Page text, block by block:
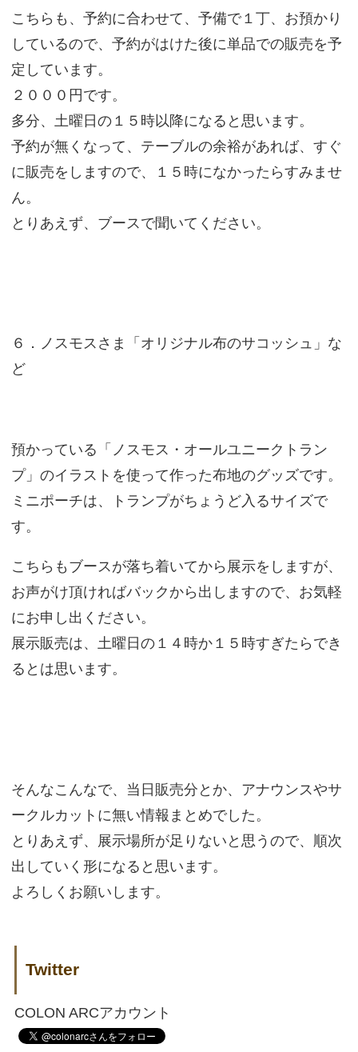
こちらも、予約に合わせて、予備で１丁、お預かり
しているので、予約がはけた後に単品での販売を予
定しています。
２０００円です。
多分、土曜日の１５時以降になると思います。
予約が無くなって、テーブルの余裕があれば、すぐ
に販売をしますので、１５時になかったらすみませ
ん。
とりあえず、ブースで聞いてください。
６．ノスモスさま「オリジナル布のサコッシュ」な
ど
預かっている「ノスモス・オールユニークトラン
プ」のイラストを使って作った布地のグッズです。
ミニポーチは、トランプがちょうど入るサイズで
す。
こちらもブースが落ち着いてから展示をしますが、
お声がけ頂ければバックから出しますので、お気軽
にお申し出ください。
展示販売は、土曜日の１４時か１５時すぎたらでき
るとは思います。
そんなこんなで、当日販売分とか、アナウンスやサ
ークルカットに無い情報まとめでした。
とりあえず、展示場所が足りないと思うので、順次
出していく形になると思います。
よろしくお願いします。
Twitter
COLON ARCアカウント